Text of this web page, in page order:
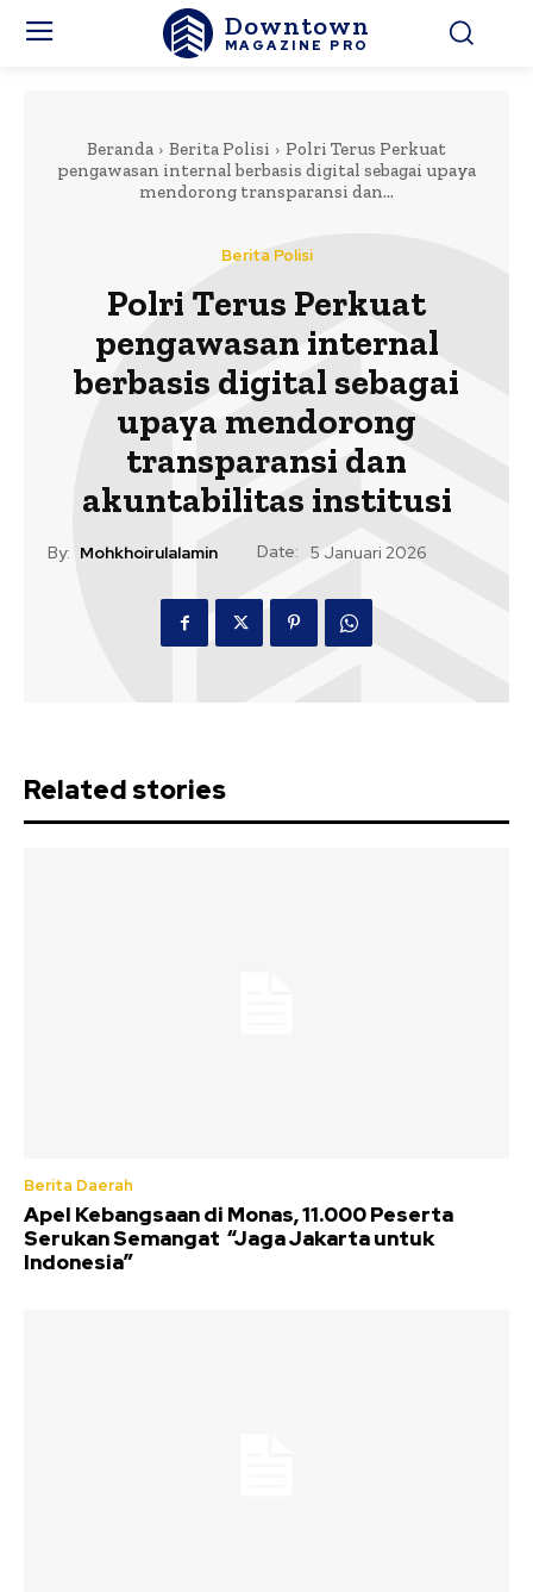
Downtown
MAGAZINE PRO
Beranda Berita Polisi
Polri Terus Perkuat
pengawasan internal berbasis digital sebagai upaya
mendorong transparansi dan...
Berita Polisi
Polri Terus Perkuat
pengawasan internal
berbasis digital sebagai
upaya mendorong
transparansi dan
akuntabilitas institusi
By: Mohkhoirulalamin Date: 5 Januari 2026
Related stories
Berita Daerah
Apel Kebangsaan di Monas, 11.000 Peserta
Serukan Semangat “Jaga Jakarta untuk
Indonesia”